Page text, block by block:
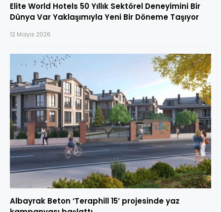
Elite World Hotels 50 Yıllık Sektörel Deneyimini Bir
Dünya Var Yaklaşımıyla Yeni Bir Döneme Taşıyor
12 Mayıs 2026
Albayrak Beton ‘Teraphill 15’ projesinde yaz